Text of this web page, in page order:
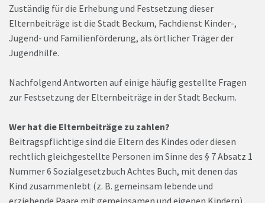
Zuständig für die Erhebung und Festsetzung dieser
Elternbeiträge ist die Stadt Beckum, Fachdienst Kinder-,
Jugend- und Familienförderung, als örtlicher Träger der
Jugendhilfe.
Nachfolgend Antworten auf einige häufig gestellte Fragen
zur Festsetzung der Elternbeiträge in der Stadt Beckum.
Wer hat die Elternbeiträge zu zahlen?
Beitragspflichtige sind die Eltern des Kindes oder diesen
rechtlich gleichgestellte Personen im Sinne des § 7 Absatz 1
Nummer 6 Sozialgesetzbuch Achtes Buch, mit denen das
Kind zusammenlebt (z. B. gemeinsam lebende und
erziehende Paare mit gemeinsamen und eigenen Kindern).